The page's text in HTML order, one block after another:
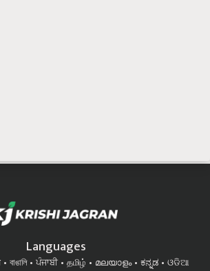
Languages
বাঙালি ਪੰਜਾਬੀ தமிழ் മലയാളം ಕನ್ನಡ
ଓଡିଆ